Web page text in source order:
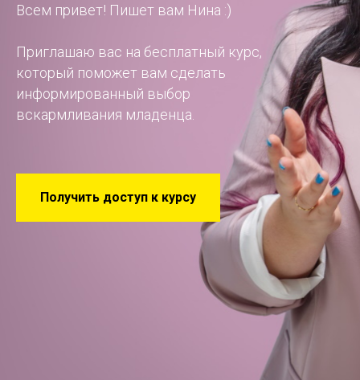
Всем привет! Пишет вам Нина :)
Приглашаю вас на бесплатный курс,
который поможет вам сделать
информированный выбор
вскармливания младенца.
Получить доступ к курсу